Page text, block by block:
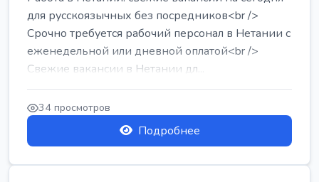
для русскоязычных без посредников<br />
Срочно требуется рабочий персонал в Нетании с
еженедельной или дневной оплатой<br />
Свежие вакансии в Нетании дл...
34 просмотров
Подробнее